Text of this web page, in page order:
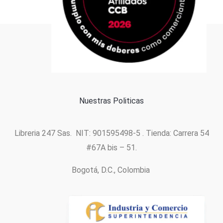
Formas de pago
Nuestras Politicas
Libreria 247 Sas. NIT: 901595498-5 . Tienda: Carrera 54
#67A bis – 51.
Bogotá, D.C., Colombia